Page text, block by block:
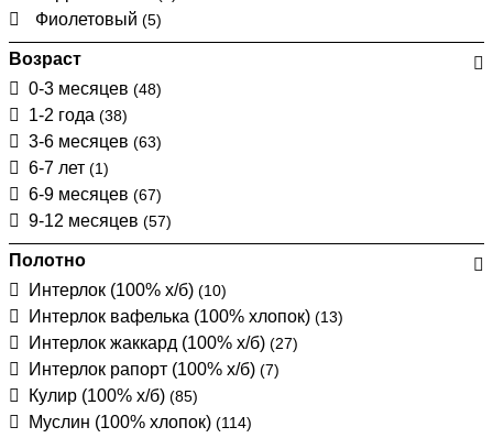
Фиолетовый (5)
Возраст
0-3 месяцев (48)
1-2 года (38)
3-6 месяцев (63)
6-7 лет (1)
6-9 месяцев (67)
9-12 месяцев (57)
Полотно
Интерлок (100% х/б) (10)
Интерлок вафелька (100% хлопок) (13)
Интерлок жаккард (100% х/б) (27)
Интерлок рапорт (100% х/б) (7)
Кулир (100% х/б) (85)
Муслин (100% хлопок) (114)